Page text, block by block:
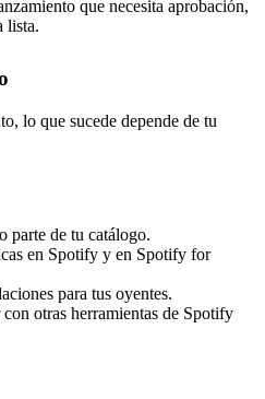
que necesita aprobación,
lista.
lo que sucede depende de tu
parte de tu catálogo.
en Spotify y en Spotify for
para tus oyentes.
otras herramientas de Spotify